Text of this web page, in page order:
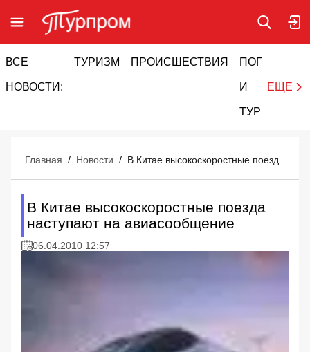
ВСЕ
НОВОСТИ:
ТУРИЗМ ПРОИСШЕСТВИЯ ПОГОДА
И
ТУРИЗМ
ЕЩЕ
Главная / Новости /
В Китае высокоскоростные поезда
наступают на авиасообщение
06.04.2010 12:57